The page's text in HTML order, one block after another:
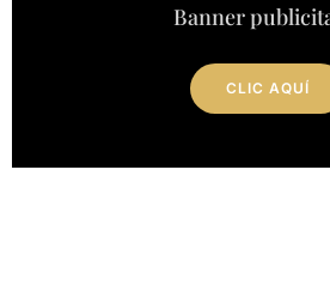
Banner
CLIC AQUÍ